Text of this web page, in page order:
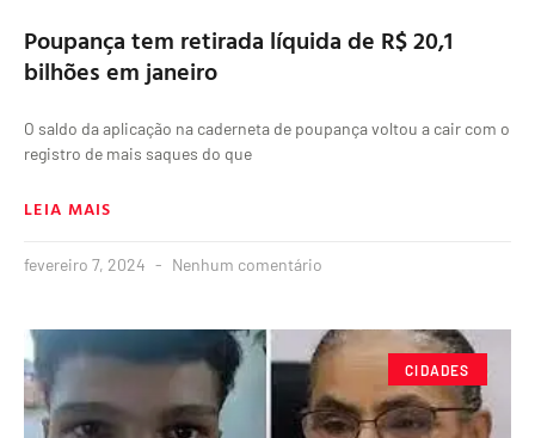
Poupança tem retirada líquida de R$ 20,1
bilhões em janeiro
O saldo da aplicação na caderneta de poupança voltou a cair com o
registro de mais saques do que
LEIA MAIS
fevereiro 7, 2024 Nenhum comentário
CIDADES